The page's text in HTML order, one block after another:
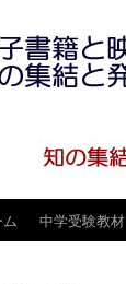
中学受験教材